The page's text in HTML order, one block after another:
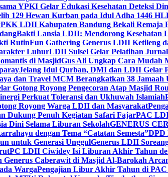
YPKI Gelar Edukasi Kesehatan Deteksi
129 Hewan Kurban pada Idul Adha 1446 H
LDII Kabupaten Bandung Bekali Remaja
Bakti Lansia LDII: Mendorong Kesehatan
RutinFun Gathering Generus LDII Ketileng
LuhurLDII Sulsel Gelar Pelatihan
di MasjidGus Ali Ungkap Cara Mudah
Jelang Idul Qurban, DMI dan LDII Gelar
dan Travel MCM Berangkatkan 38 Jamaah
Gotong Royong Pengecoran Atap Masjid
Perkuat Toleransi dan Ukhuwah Islamiah
Royong Warga LDII dan Masyarakat
Dukung Penuh Kegiatan Safari FajarPAC
Dini Selama Liburan SekolahGENERUS
dengan Tema “Catatan Semesta”DPD
untuk Generasi UnggulGenerus LDII
PC LDII Ciwidey Isi Liburan Akhir Tahun
Generus Caberawit di Masjid Al-Barokah
WargaPengajian Libur Akhir Tahun di